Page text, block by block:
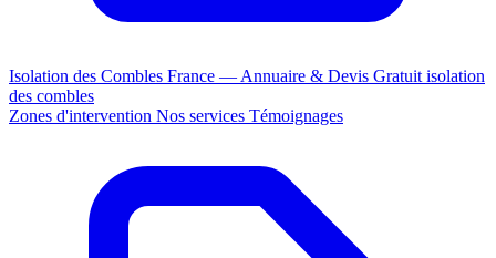
Isolation des Combles France — Annuaire & Devis Gratuit isolation
des combles
Zones d'intervention Nos services Témoignages